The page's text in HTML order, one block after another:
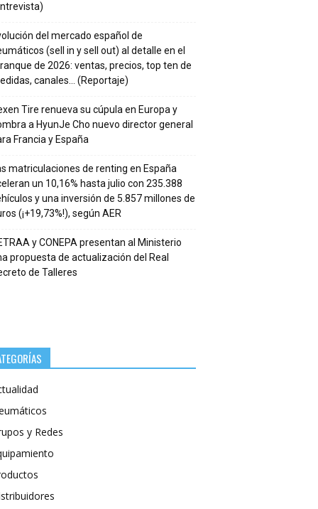
del mercado español de
(sell in y sell out) al detalle en el
de 2026: ventas, precios, top ten de
canales… (Reportaje)
Tire renueva su cúpula en Europa y
a HyunJe Cho nuevo director general
Francia y España
matriculaciones de renting en España
un 10,16% hasta julio con 235.388
y una inversión de 5.857 millones de
(¡+19,73%!), según AER
y CONEPA presentan al Ministerio
propuesta de actualización del Real
de Talleres
y Redes